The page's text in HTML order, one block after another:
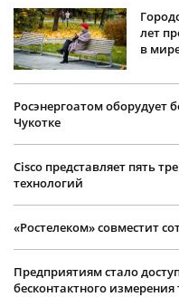
лет
в
Росэнергоатом оборудует
Чукотке
Cisco представляет пять
технологий
«Ростелеком» совместит
Предприятиям стало
бесконтактного